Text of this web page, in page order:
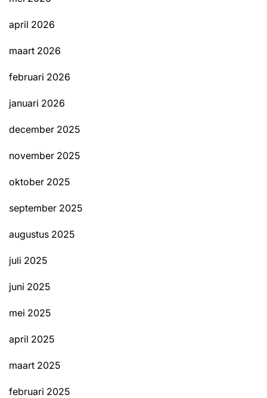
april 2026
maart 2026
februari 2026
januari 2026
december 2025
november 2025
oktober 2025
september 2025
augustus 2025
juli 2025
juni 2025
mei 2025
april 2025
maart 2025
februari 2025